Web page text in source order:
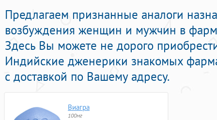
Предлагаем признанные аналоги
возбуждения женщин и мужчин в
Здесь Вы можете не дорого
Индийские дженерики знакомых
с доставкой по Вашему адресу.
Виагра
100мг